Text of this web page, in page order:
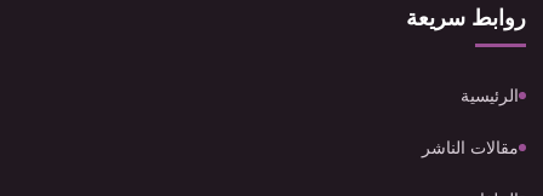
روابط سريعة
الرئيسية
مقالات الناشر